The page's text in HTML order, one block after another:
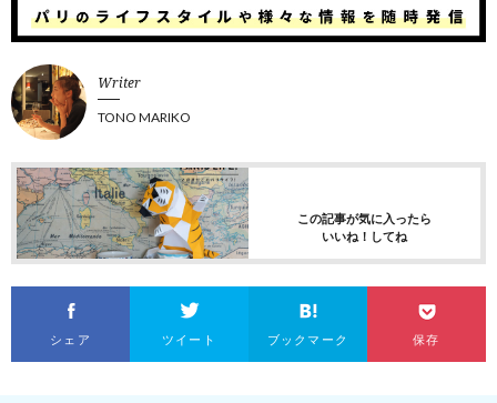
Writer
TONO MARIKO
この記事が気に入ったら
いいね！してね
シェア ツイート ブックマーク 保存